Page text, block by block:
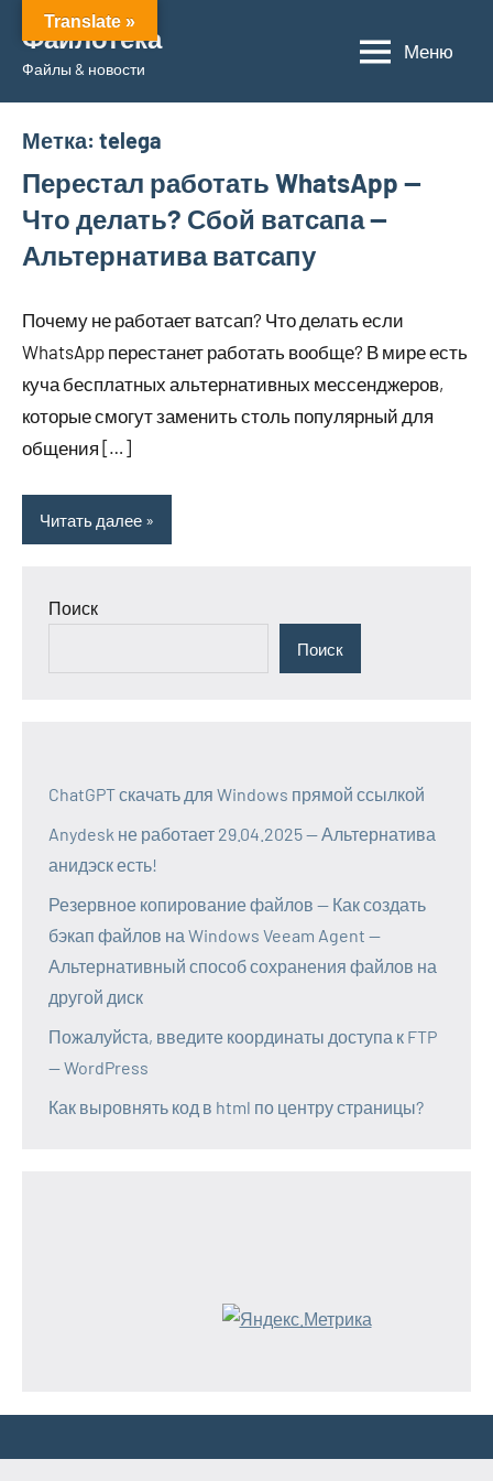
Перейти
содержимому
Файлотека
Файлы & новости
Меню
Метка: telega
Перестал работать WhatsApp —
Что делать? Сбой ватсапа —
Альтернатива ватсапу
Почему не работает ватсап? Что делать если
WhatsApp перестанет работать вообще? В мире есть
куча бесплатных альтернативных мессенджеров,
которые смогут заменить столь популярный для
общения […]
Читать далее
Поиск
Поиск
ChatGPT скачать для Windows прямой ссылкой
Anydesk не работает 29.04.2025 — Альтернатива
анидэск есть!
Резервное копирование файлов — Как создать
бэкап файлов на Windows Veeam Agent —
Альтернативный способ сохранения файлов на
другой диск
Пожалуйста, введите координаты доступа к FTP
— WordPress
Как выровнять код в html по центру страницы?
Translate »